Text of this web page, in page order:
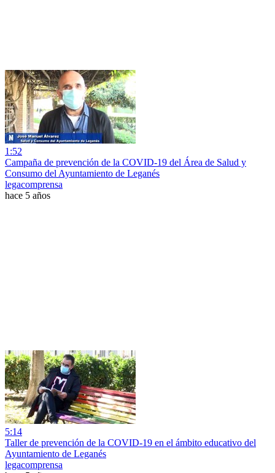
1:52
Campaña de prevención de la COVID-19 del Área de Salud y
Consumo del Ayuntamiento de Leganés
legacomprensa
hace 5 años
5:14
Taller de prevención de la COVID-19 en el ámbito educativo del
Ayuntamiento de Leganés
legacomprensa